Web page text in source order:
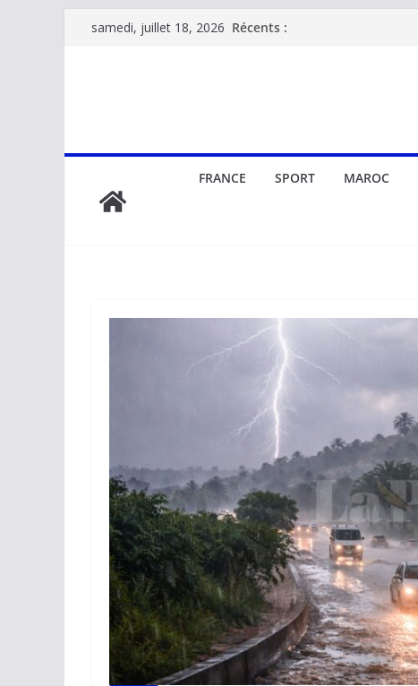
Passersamedi, juillet 18, 2026 Récents :
FRANCE SPORT MAROC